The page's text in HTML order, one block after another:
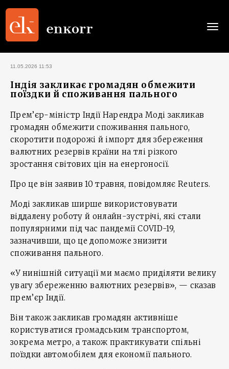
11.05.2026 11:53
Індія закликає громадян обмежити
поїздки й споживання пального
Прем’єр-міністр Індії Нарендра Моді закликав
громадян обмежити споживання пального,
скоротити подорожі й імпорт для збереження
валютних резервів країни на тлі різкого
зростання світових цін на енергоносії.
Про це він заявив 10 травня, повідомляє Reuters.
Моді закликав ширше використовувати
віддалену роботу й онлайн-зустрічі, які стали
популярними під час пандемії COVID-19,
зазначивши, що це допоможе знизити
споживання пального.
«У нинішній ситуації ми маємо приділяти велику
увагу збереженню валютних резервів», — сказав
прем’єр Індії.
Він також закликав громадян активніше
користуватися громадським транспортом,
зокрема метро, а також практикувати спільні
поїздки автомобілем для економії пального.